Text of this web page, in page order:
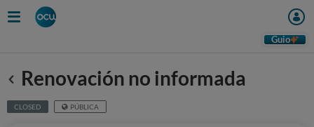
Guio
Anterior
Renovación no informada
CLOSED PÚBLICA